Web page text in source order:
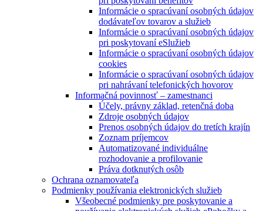
Informácie o spracúvaní osobných údajov
dodávateľov tovarov a služieb
Informácie o spracúvaní osobných údajov
pri poskytovaní eSlužieb
Informácie o spracúvaní osobných údajov
cookies
Informácie o spracúvaní osobných údajov
pri nahrávaní telefonických hovorov
Informačná povinnosť – zamestnanci
Účely, právny základ, retenčná doba
Zdroje osobných údajov
Prenos osobných údajov do tretích krajín
Zoznam príjemcov
Automatizované individuálne
rozhodovanie a profilovanie
Práva dotknutých osôb
Ochrana oznamovateľa
Podmienky používania elektronických služieb
Všeobecné podmienky pre poskytovanie a